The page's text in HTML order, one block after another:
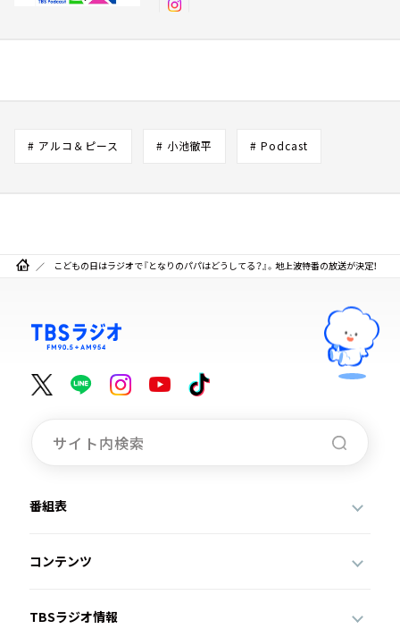
# アルコ＆ピース # 小池徹平 # Podcast
こどもの日はラジオで『となりのパパはどうしてる？』。地上波特番の放送が決定！
番組表
コンテンツ
TBSラジオ情報